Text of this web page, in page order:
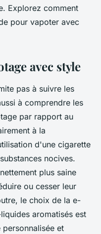
Explorez comment
pour vapoter avec
avec style
pas à suivre les
à comprendre les
par rapport au
à la
d'une cigarette
nocives.
plus saine
ou cesser leur
le choix de la e-
aromatisés est
et